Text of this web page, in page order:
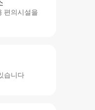
편의시설을
습니다